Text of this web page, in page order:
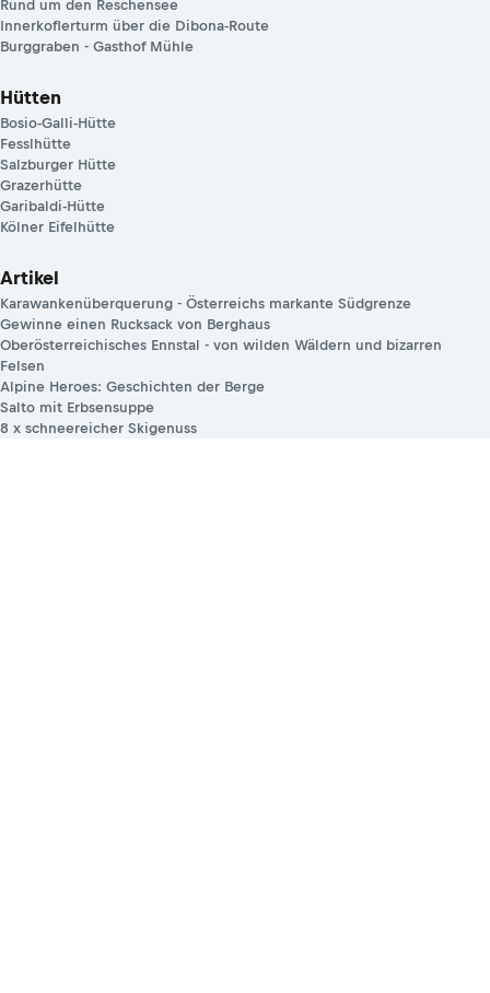
Rund um den Reschensee
Innerkoflerturm über die Dibona-Route
Burggraben - Gasthof Mühle
Hütten
Bosio-Galli-Hütte
Fesslhütte
Salzburger Hütte
Grazerhütte
Garibaldi-Hütte
Kölner Eifelhütte
Artikel
Karawankenüberquerung - Österreichs markante Südgrenze
Gewinne einen Rucksack von Berghaus
Oberösterreichisches Ennstal - von wilden Wäldern und bizarren
Felsen
Alpine Heroes: Geschichten der Berge
Salto mit Erbsensuppe
8 x schneereicher Skigenuss